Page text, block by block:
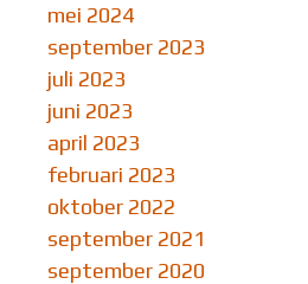
mei 2024
september 2023
juli 2023
juni 2023
april 2023
februari 2023
oktober 2022
september 2021
september 2020